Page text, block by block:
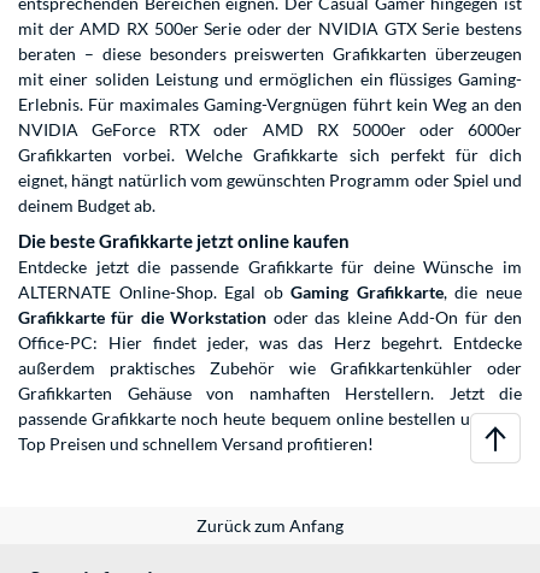
mit der AMD RX 500er Serie oder der NVIDIA GTX Serie bestens
beraten – diese besonders preiswerten Grafikkarten überzeugen
mit einer soliden Leistung und ermöglichen ein flüssiges Gaming-
Erlebnis. Für maximales Gaming-Vergnügen führt kein Weg an den
NVIDIA GeForce RTX oder AMD RX 5000er oder 6000er
Grafikkarten vorbei. Welche Grafikkarte sich perfekt für dich
eignet, hängt natürlich vom gewünschten Programm oder Spiel und
deinem Budget ab.
Die beste Grafikkarte jetzt online kaufen
Entdecke jetzt die passende Grafikkarte für deine Wünsche im
ALTERNATE Online-Shop. Egal obGaming Grafikkarte, die neue
Grafikkarte für die Workstation oder das kleine Add-On für den
Office-PC: Hier findet jeder, was das Herz begehrt. Entdecke
außerdem praktisches Zubehör wie Grafikkartenkühler oder
Grafikkarten Gehäuse von namhaften Herstellern. Jetzt die
passende Grafikkarte noch heute bequem online bestellen und von
Top Preisen und schnellem Versand profitieren!
Zurück zum Anfang